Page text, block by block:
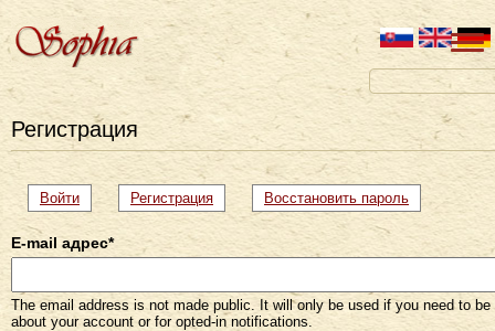
Регистрация
Главные
вкладки
Войти Регистрация (активная
вкладка)
Восстановить пароль
E-mail адрес*
The email address is not made public. It will only be used if you need to be
about your account or for opted-in notifications.